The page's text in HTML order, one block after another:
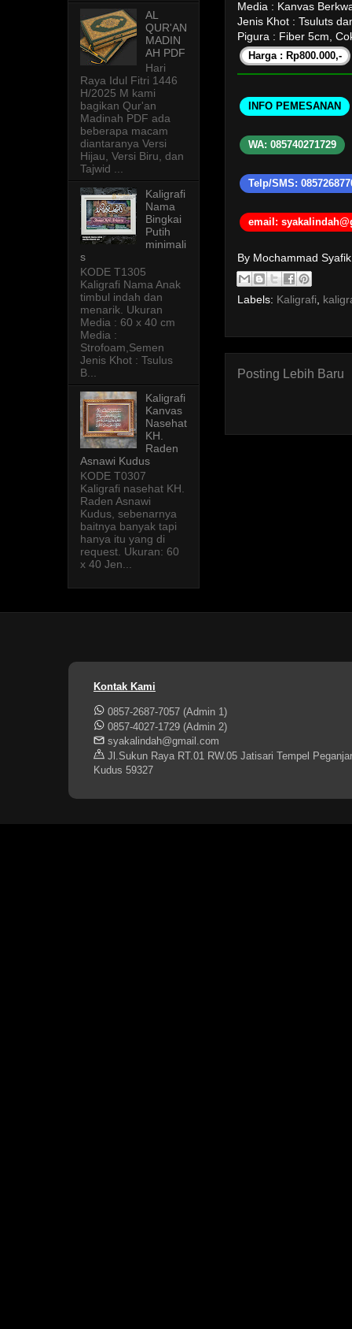
Media : Kanvas
Jenis Khot : Tsuluts
Pigura : Fiber 5cm,
Harga : Rp800.000,-
INFO PEMESANAN
WA: 085740271729
Telp/SMS:
email:
By Mochammad
Labels: Kaligrafi,
Posting Lebih Baru
AL
QUR'AN
MADIN
AH PDF
Hari
Raya Idul Fitri 1446
H/2025 M kami
bagikan Qur'an
Madinah PDF ada
beberapa macam
diantaranya Versi
Hijau, Versi Biru, dan
Tajwid ...
Kaligrafi
Nama
Bingkai
Putih
minimali
s
KODE T1305
Kaligrafi Nama Anak
timbul indah dan
menarik. Ukuran
Media : 60 x 40 cm
Media :
Strofoam,Semen
Jenis Khot : Tsulus
B...
Kaligrafi
Kanvas
Nasehat
KH.
Raden
Asnawi Kudus
KODE T0307
Kaligrafi nasehat KH.
Raden Asnawi
Kudus, sebenarnya
baitnya banyak tapi
hanya itu yang di
request. Ukuran: 60
x 40 Jen...
Kontak Kami
0857-2687-7057 (Admin 1)
0857-4027-1729 (Admin 2)
syakalindah@gmail.com
Jl.Sukun Raya RT.01 RW.05 Jatisari Tempel
Kudus 59327